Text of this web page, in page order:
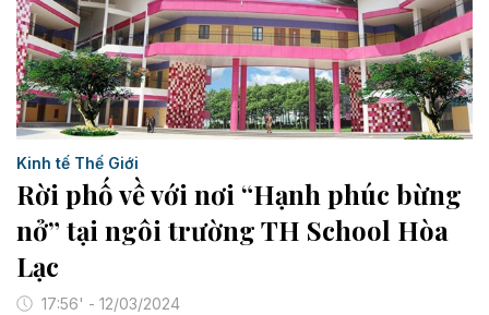
Kinh tế Thế Giới
Rời phố về với nơi “Hạnh phúc bừng
nở” tại ngôi trường TH School Hòa
Lạc
17:56' - 12/03/2024